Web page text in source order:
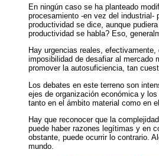
En ningún caso se ha planteado
procesamiento -en vez del industrial-
productividad se dice, aunque
productividad se habla? Eso,
Hay urgencias reales,
imposibilidad de desafiar al mercado
promover la autosuficiencia, tan
Los debates en este terreno son
ejes de organización económica y
tanto en el ámbito material como en
Hay que reconocer que la
puede haber razones legítimas y en
obstante, puede ocurrir lo contrario.
mundo.